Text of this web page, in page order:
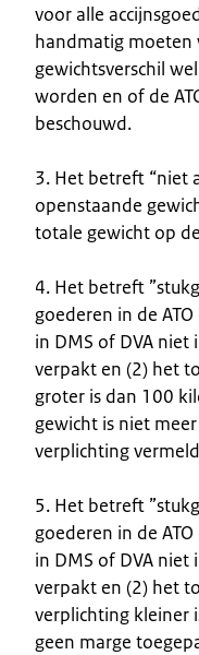
voor alle
handmatig
gewichtsverschil
worden en of de
beschouwd.
3. Het betreft “niet
openstaande
totale gewicht op
4. Het betreft
goederen in de
in DMS of DVA niet
verpakt en (2) het
groter is dan 100
gewicht is niet
verplichting
5. Het betreft
goederen in de
in DMS of DVA niet
verpakt en (2) het
verplichting kleiner
geen marge